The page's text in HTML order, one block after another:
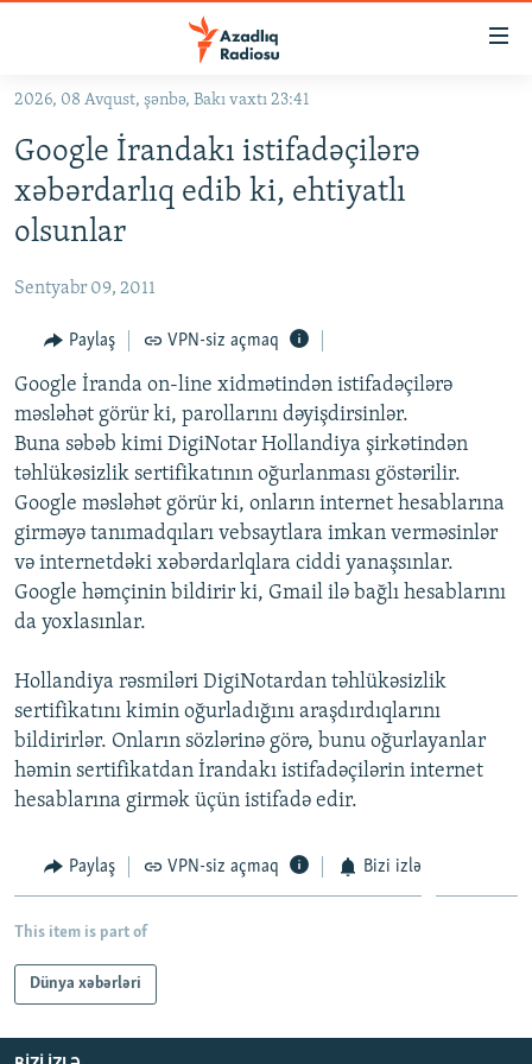
Əsas
qayıt
Əsas
naviqasiyaya
qayıt
#İZAHLA
KORRUPSIOMETR
FƏRQƏ BAX
QANUNI DOĞRU
ARAŞDIRMA
MULTIMEDIA
VIDEO
FOTOQALEREYA
İNFOQRAFIKA
KARIKATURA
RADIO ARXIV
OXU ZALI
AZƏRBAYCAN ƏDƏBIYYATI KITABXANASI
İSLAM VƏ DEMOKRATIYA
İZ - MƏDƏNIYYƏT PROQRAMI
HAQQIMIZDA
MISSIYAMIZ
PEŞƏ ETIKASI VƏ JURNALISTIKA STANDARTLARIMIZ
MATERIALLARIMIZDAN ISTIFADƏ
AZADLIQRADIOSU MOBIL TELEFONUNUZDA
XƏBƏR BÜLLETENLƏRIMIZ
BIZI IZLƏ
RFE/RL-in bütün saytları
2026, 08 Avqust, şənbə, Bakı vaxtı 23:41
Google İrandakı istifadəçilərə
xəbərdarlıq edib ki, ehtiyatlı
olsunlar
Sentyabr 09, 2011
Paylaş VPN-siz açmaq
Google İranda on-line xidmətindən istifadəçilərə
məsləhət görür ki, parollarını dəyişdirsinlər.
Buna səbəb kimi DigiNotar Hollandiya şirkətindən
təhlükəsizlik sertifikatının oğurlanması göstərilir.
Google məsləhət görür ki, onların internet hesablarına
girməyə tanımadqıları vebsaytlara imkan verməsinlər
və internetdəki xəbərdarlqlara ciddi yanaşsınlar.
Google həmçinin bildirir ki, Gmail ilə bağlı hesablarını
da yoxlasınlar.
Hollandiya rəsmiləri DigiNotardan təhlükəsizlik
sertifikatını kimin oğurladığını araşdırdıqlarını
bildirirlər. Onların sözlərinə görə, bunu oğurlayanlar
həmin sertifikatdan İrandakı istifadəçilərin internet
hesablarına girmək üçün istifadə edir.
Paylaş VPN-siz açmaq Bizi izlə
This item is part of
Dünya xəbərləri